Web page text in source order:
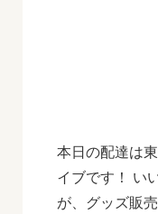
本日の配達は
イブです！ い
が、グッズ販